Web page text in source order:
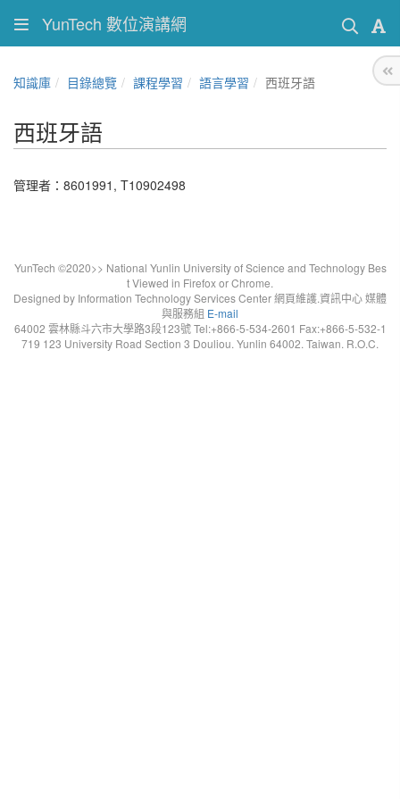
YunTech 數位演講網
知識庫 目錄總覽 課程學習 語言學習 西班牙語
西班牙語
管理者：8601991, T10902498
YunTech ©2020>> National Yunlin University of Science and Technology Bes
t Viewed in Firefox or Chrome.
Designed by Information Technology Services Center 網頁維護.資訊中心 媒體
與服務組 E-mail
64002 雲林縣斗六市大學路3段123號 Tel:+866-5-534-2601 Fax:+866-5-532-1
719 123 University Road Section 3 Douliou. Yunlin 64002. Taiwan. R.O.C.